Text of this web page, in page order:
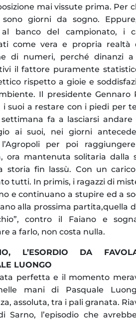
mai vissute prima. Per
sono giorni da sogno.
banco del campionato, i
come vera e propria realtà
di numeri, perché dinanzi
il fattore puramente
rispetto a gioie e
Il presidente Gennaro
i suoi a restare con i piedi per
fa a lasciarsi
ai suoi, nei giorni
per poi
ora mantenuta solitaria dalla
storia fin lassù. Con un
tutti. In primis, i ragazzi di
e continuano a stupire ed a
alla prossima partita,quella
contro il Faiano e
a farlo, non costa nulla.
L’ESORDIO DA
LUONGO
perfetta e il momento
mani di Pasquale
assoluta, tra i pali granata.
Sarno, l’episodio che